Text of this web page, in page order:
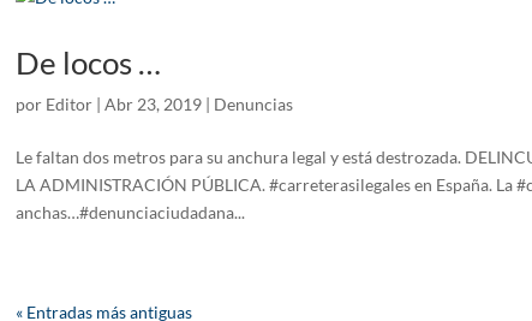
De locos …
por Editor| Abr 23, 2019| Denuncias
Le faltan dos metros para su anchura legal y está destrozada.
LA ADMINISTRACIÓN PÚBLICA. #carreterasilegales en España. La
anchas…#denunciaciudadana...
« Entradas más antiguas